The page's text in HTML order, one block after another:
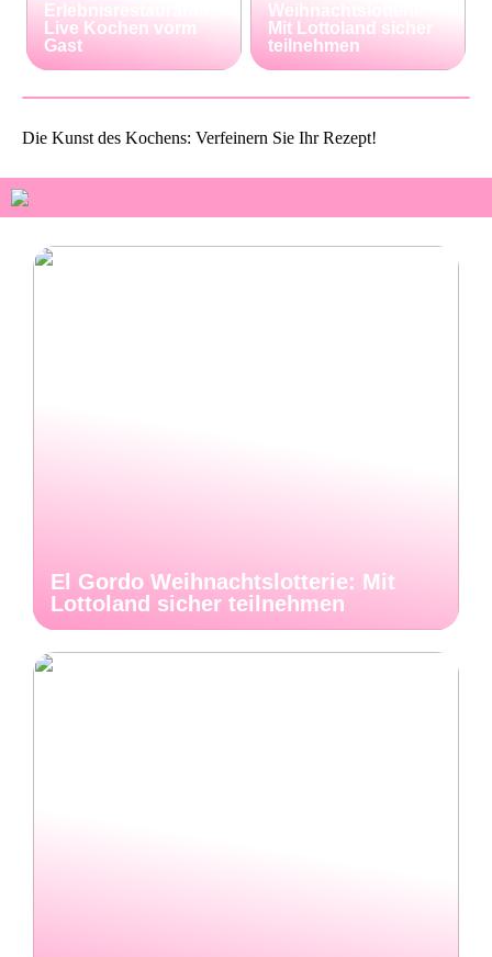
Erlebnisrestaurants:
Live Kochen vorm
Gast
Weihnachtslotterie:
Mit Lottoland sicher
teilnehmen
Die Kunst des Kochens: Verfeinern Sie Ihr Rezept!
El Gordo Weihnachtslotterie: Mit
Lottoland sicher teilnehmen